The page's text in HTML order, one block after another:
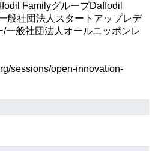
FamilyグループDaffodil
般社団法人スタートアップレデ
/一般社団法人オールニッポンレ
sessions/open-innovation-